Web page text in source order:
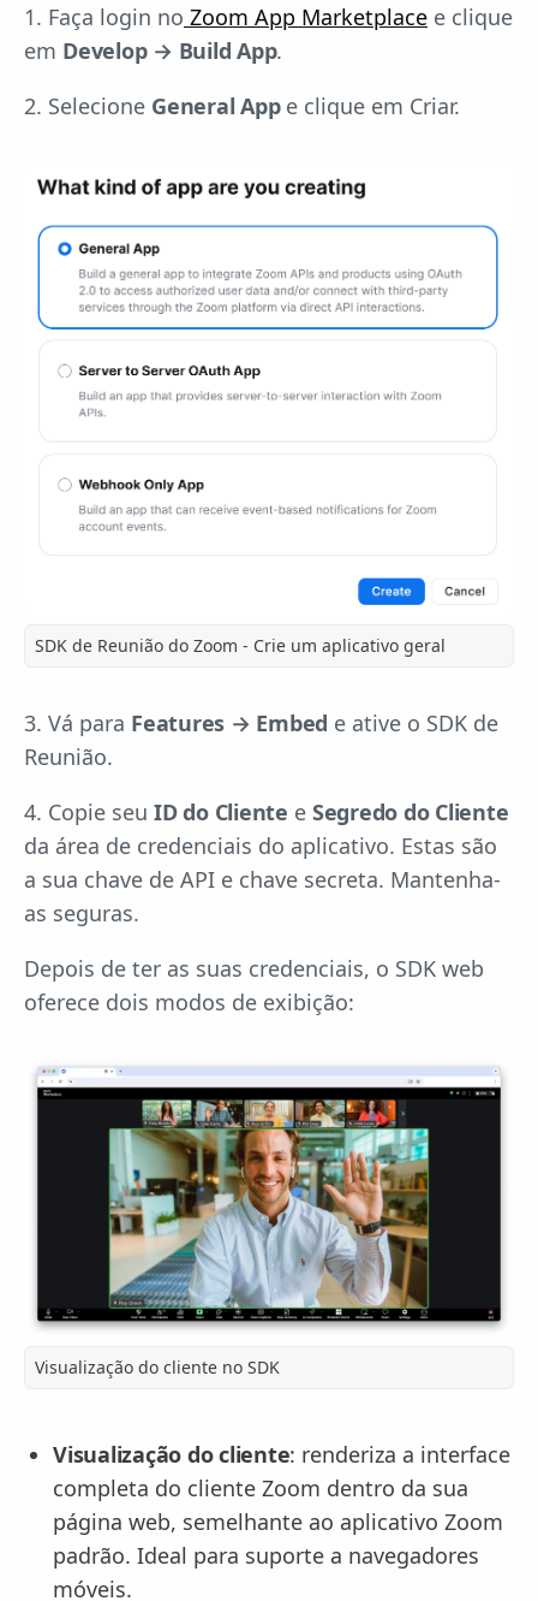
1. Faça login no Zoom App Marketplace e clique
em Develop → Build App.
2. Selecione General Appe clique em Criar.
SDK de Reunião do Zoom - Crie um aplicativo geral
3. Vá para Features → Embed e ative o SDK de
Reunião.
4. Copie seu ID do Cliente e Segredo do Cliente
da área de credenciais do aplicativo. Estas são
a sua chave de API e chave secreta. Mantenha-
as seguras.
Depois de ter as suas credenciais, o SDK web
oferece dois modos de exibição:
Visualização do cliente no SDK
Visualização do cliente: renderiza a interface
completa do cliente Zoom dentro da sua
página web, semelhante ao aplicativo Zoom
padrão. Ideal para suporte a navegadores
móveis.